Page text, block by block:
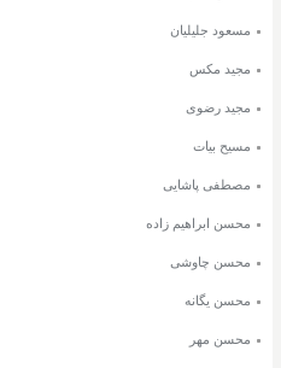
مسعود جلیلیان
مجید مکس
مجید رضوی
مسیح بیات
مصطفی پاشایی
محسن ابراهیم زاده
محسن چاوشی
محسن یگانه
محسن مهر